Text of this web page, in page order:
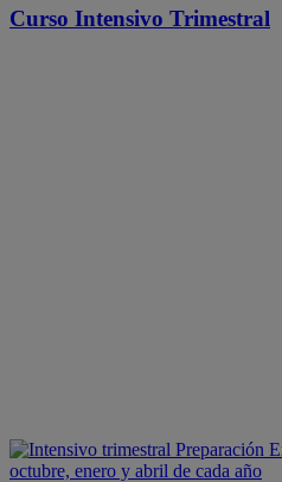
Curso Intensivo Trimestral